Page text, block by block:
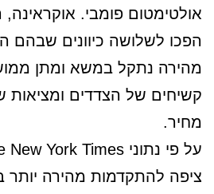
אולטימטום פומבי. אוקראינה,
הפכו לשלושה כיוונים שבהם
מהירה נתקל במשא ומתן
קשיחים של הצדדים ומציאות
מחיר.
ציפה להתקדמות מהירה יותר